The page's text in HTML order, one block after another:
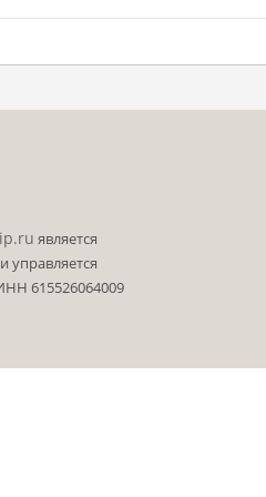
является
управляется
615526064009